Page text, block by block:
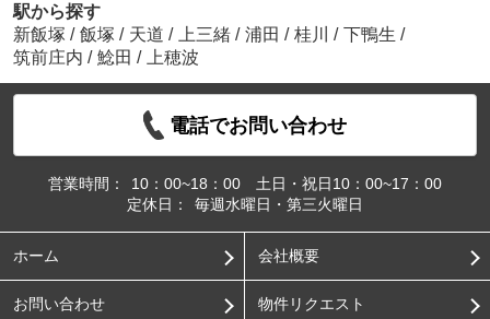
駅から探す
新飯塚 / 飯塚 / 天道 / 上三緒 / 浦田 / 桂川 / 下鴨生 /
筑前庄内 / 鯰田 / 上穂波
電話でお問い合わせ
営業時間：
10：00~18：00 土日・祝日10：00~17：00
定休日：
毎週水曜日・第三火曜日
ホーム 会社概要
お問い合わせ 物件リクエスト